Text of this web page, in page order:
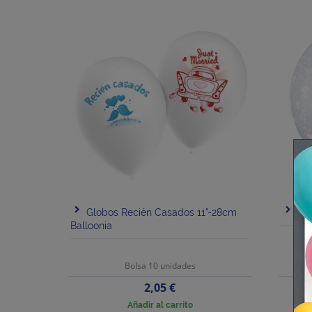
Globos Recién Casados 11"-28cm
Balloonia
Bolsa 10 unidades
Precio
2,05 €
Añadir al carrito